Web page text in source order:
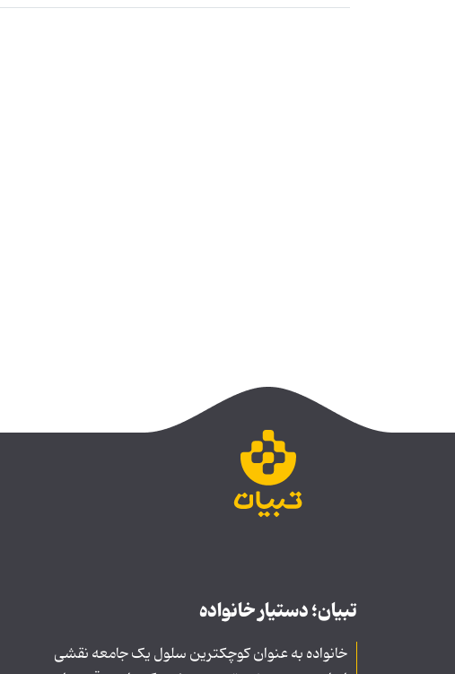
تبیان؛ دستیار خانواده
خانواده به عنوان کوچکترین سلول یک جامعه نقشی